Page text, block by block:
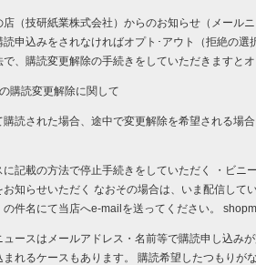
店（技研紙業株式会社）からのお知らせ（メール
申込みをされなければオプト･アウト（拒絶の選
で、購読変更解除の手続きをしていただきますと
購読変更解除に関して
購読された場合、途中で変更解除を希望される場
に記載の方法で停止手続きをしていただく ・ビ
お知らせいただく なおその場合は、いま配信して
の件名にて当店へe-mailを送ってください。
ースはメールアドレス・名前等で購読申し込み
れるケースもあります。 購読希望したつもりが